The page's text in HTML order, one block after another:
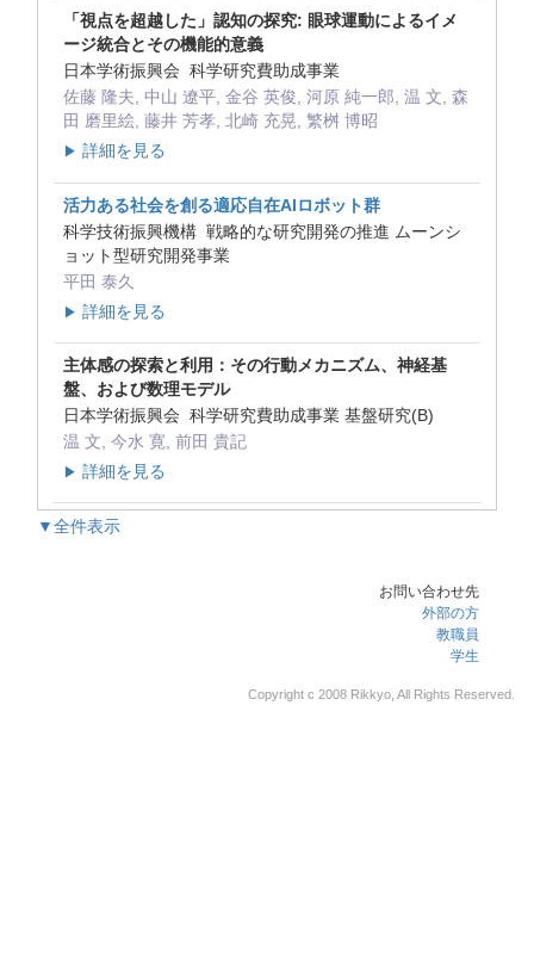
「視点を超越した」認知の探究: 眼球運動によるイメ
ージ統合とその機能的意義
日本学術振興会 科学研究費助成事業
佐藤 隆夫, 中山 遼平, 金谷 英俊, 河原 純一郎, 温 文, 森
田 磨里絵, 藤井 芳孝, 北崎 充晃, 繁桝 博昭
▶ 詳細を見る
活力ある社会を創る適応自在AIロボット群
科学技術振興機構 戦略的な研究開発の推進 ムーンシ
ョット型研究開発事業
平田 泰久
▶ 詳細を見る
主体感の探索と利用：その行動メカニズム、神経基
盤、および数理モデル
日本学術振興会 科学研究費助成事業 基盤研究(B)
温 文, 今水 寛, 前田 貴記
▶ 詳細を見る
▼全件表示
お問い合わせ先
外部の方
教職員
学生
Copyright c 2008 Rikkyo, All Rights Reserved.